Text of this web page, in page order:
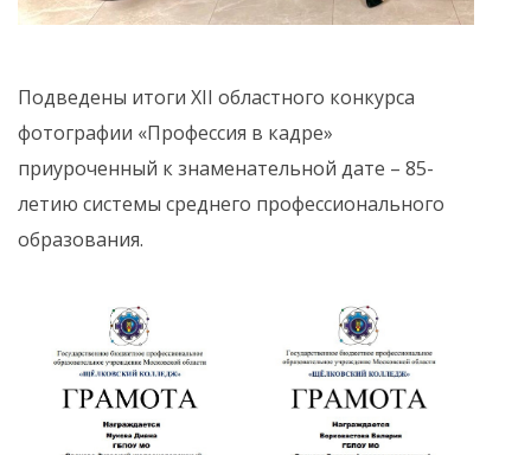
Подведены итоги XII областного конкурса
фотографии «Профессия в кадре»
приуроченный к знаменательной дате – 85-
летию системы среднего профессионального
образования.